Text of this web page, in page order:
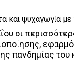
οι
πανδημίας του